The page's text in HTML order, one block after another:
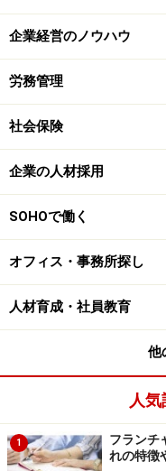
企業経営のノウハウ
労務管理
社会保険
企業の人材採用
SOHOで働く
オフィス・事務所探し
人材育成・社員教育
他
人
1
フランチ
れの特徴